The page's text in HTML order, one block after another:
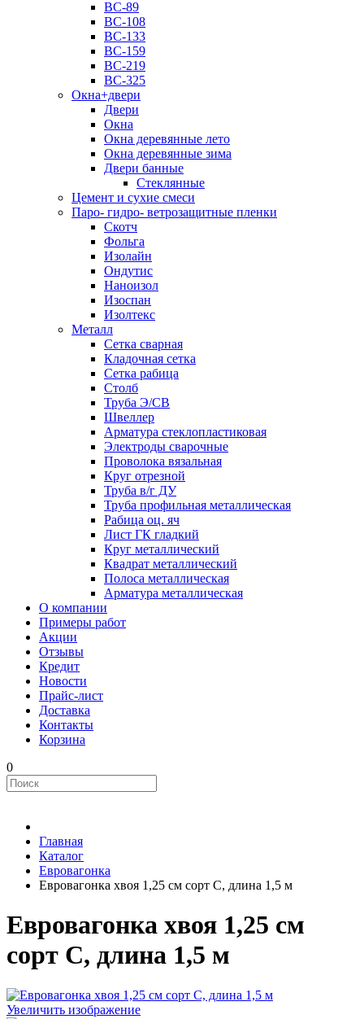
ВС-89
ВС-108
ВС-133
ВС-159
ВС-219
ВС-325
Окна+двери
Двери
Окна
Окна деревянные лето
Окна деревянные зима
Двери банные
Стеклянные
Цемент и сухие смеси
Паро- гидро- ветрозащитные пленки
Скотч
Фольга
Изолайн
Ондутис
Наноизол
Изоспан
Изолтекс
Металл
Сетка сварная
Кладочная сетка
Сетка рабица
Столб
Труба Э/СВ
Швеллер
Арматура стеклопластиковая
Электроды сварочные
Проволока вязальная
Круг отрезной
Труба в/г ДУ
Труба профильная металлическая
Рабица оц. яч
Лист ГК гладкий
Круг металлический
Квадрат металлический
Полоса металлическая
Арматура металлическая
О компании
Примеры работ
Акции
Отзывы
Кредит
Новости
Прайс-лист
Доставка
Контакты
Корзина
0
Главная
Каталог
Евровагонка
Евровагонка хвоя 1,25 см сорт С, длина 1,5 м
Евровагонка хвоя 1,25 см
сорт С, длина 1,5 м
Увеличить изображение